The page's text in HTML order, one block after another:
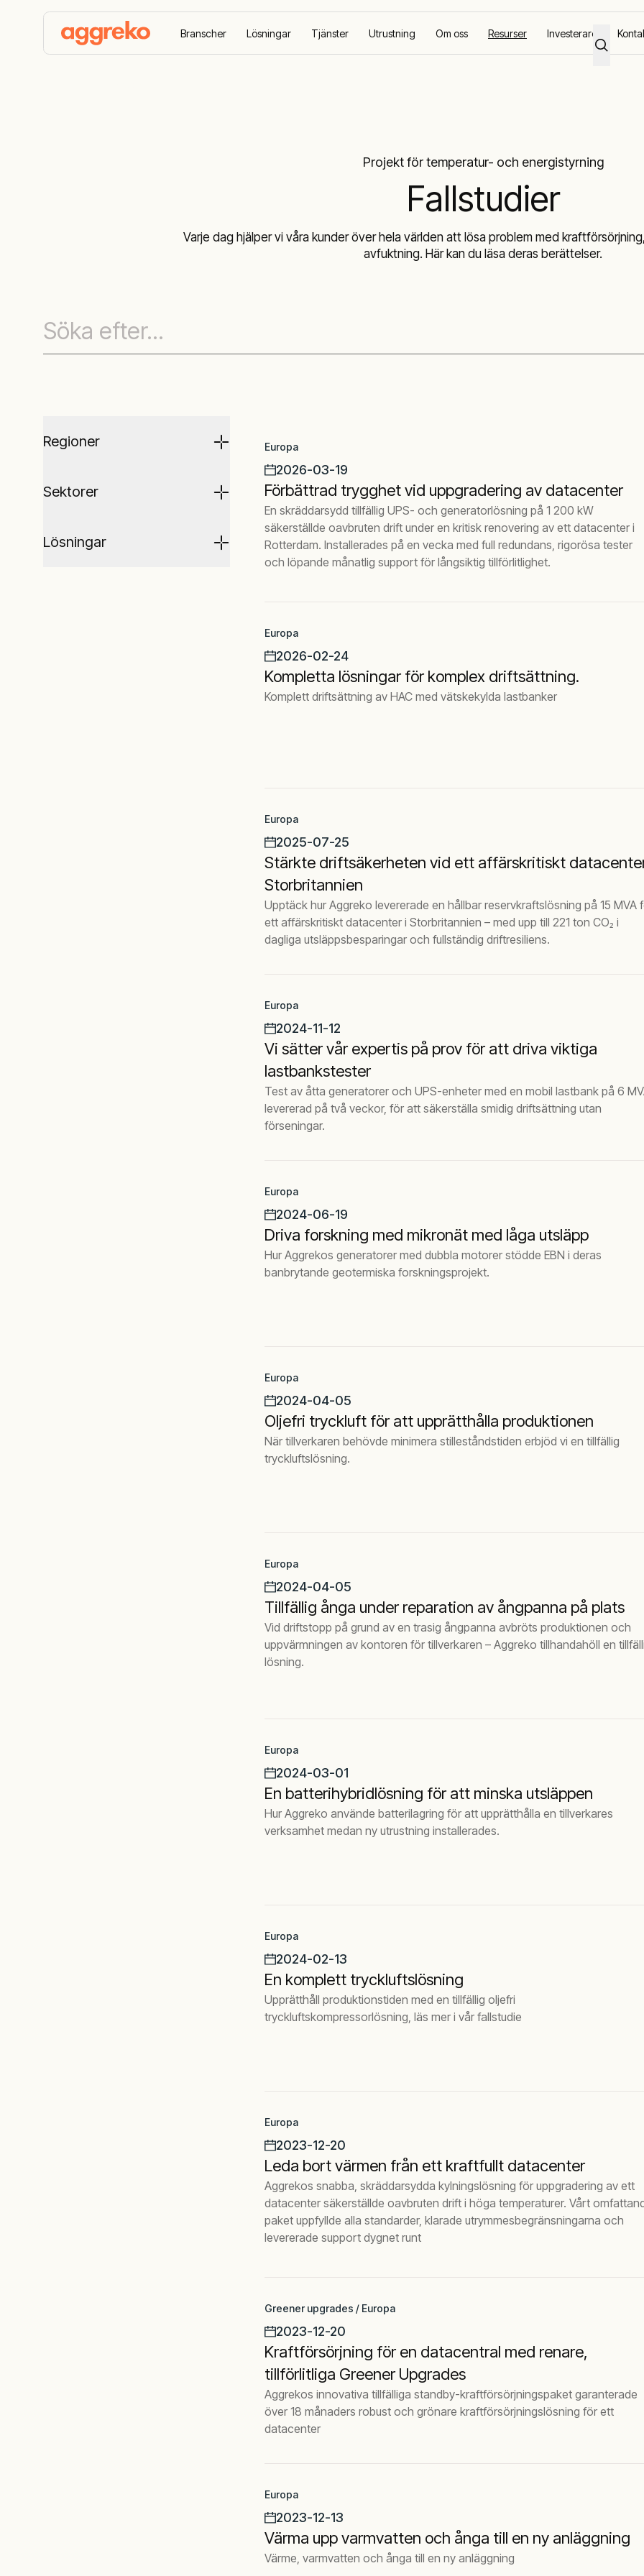
Branscher Lösningar Tjänster Utrustning Om oss Resurser Investerare
Projekt för temperatur- och energistyrning
Fallstudier
Varje dag hjälper vi våra kunder över hela världen att lösa problem med
avfuktning. Här kan du läsa deras berättelser.
Regioner
Sektorer
Lösningar
Europa
2026-03-19
Förbättrad trygghet vid uppgradering av datacenter
En skräddarsydd tillfällig UPS- och generatorlösning på 1 200 kW
säkerställde oavbruten drift under en kritisk renovering av ett datacenter i
Rotterdam. Installerades på en vecka med full redundans, rigorösa tester
och löpande månatlig support för långsiktig tillförlitlighet.
Europa
2026-02-24
Kompletta lösningar för komplex driftsättning.
Komplett driftsättning av HAC med vätskekylda lastbanker
Europa
2025-07-25
Stärkte driftsäkerheten vid ett affärskritiskt
Storbritannien
Upptäck hur Aggreko levererade en hållbar reservkraftslösning på 15 MVA
ett affärskritiskt datacenter i Storbritannien – med upp till 221 ton CO₂ i
dagliga utsläppsbesparingar och fullständig driftresiliens.
Europa
2024-11-12
Vi sätter vår expertis på prov för att driva viktiga
lastbankstester
Test av åtta generatorer och UPS-enheter med en mobil lastbank på 6
levererad på två veckor, för att säkerställa smidig driftsättning utan
förseningar.
Europa
2024-06-19
Driva forskning med mikronät med låga utsläpp
Hur Aggrekos generatorer med dubbla motorer stödde EBN i deras
banbrytande geotermiska forskningsprojekt.
Europa
2024-04-05
Oljefri tryckluft för att upprätthålla produktionen
När tillverkaren behövde minimera stilleståndstiden erbjöd vi en tillfällig
tryckluftslösning.
Europa
2024-04-05
Tillfällig ånga under reparation av ångpanna på plats
Vid driftstopp på grund av en trasig ångpanna avbröts produktionen och
uppvärmningen av kontoren för tillverkaren – Aggreko tillhandahöll en
lösning.
Europa
2024-03-01
En batterihybridlösning för att minska utsläppen
Hur Aggreko använde batterilagring för att upprätthålla en tillverkares
verksamhet medan ny utrustning installerades.
Europa
2024-02-13
En komplett tryckluftslösning
Upprätthåll produktionstiden med en tillfällig oljefri
tryckluftskompressorlösning, läs mer i vår fallstudie
Europa
2023-12-20
Leda bort värmen från ett kraftfullt datacenter
Aggrekos snabba, skräddarsydda kylningslösning för uppgradering av ett
datacenter säkerställde oavbruten drift i höga temperaturer. Vårt
paket uppfyllde alla standarder, klarade utrymmesbegränsningarna och
levererade support dygnet runt
Greener upgrades / Europa
2023-12-20
Kraftförsörjning för en datacentral med renare,
tillförlitliga Greener Upgrades
Aggrekos innovativa tillfälliga standby-kraftförsörjningspaket garanterade
över 18 månaders robust och grönare kraftförsörjningslösning för ett
datacenter
Europa
2023-12-13
Värma upp varmvatten och ånga till en ny anläggning
Värme, varmvatten och ånga till en ny anläggning